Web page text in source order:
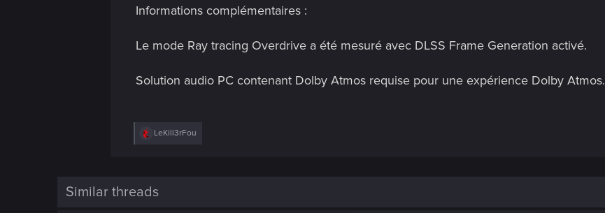
Informations complémentaires :
Le mode Ray tracing Overdrive a été mesuré avec DLSS Frame Generation activé.
Solution audio PC contenant Dolby Atmos requise pour une expérience Dolby Atmos.
R
i
o
LeKill3rFou
Similar threads